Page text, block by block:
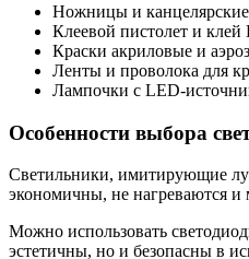
Ножницы и
Клеевой пистолет и
Краски акриловые и
Ленты и проволока для
Лампочки с LED-
Особенности выбора
Светильники, имитирующие
экономичны, не нагреваются и
Можно использовать
эстетичны, но и безопасны в